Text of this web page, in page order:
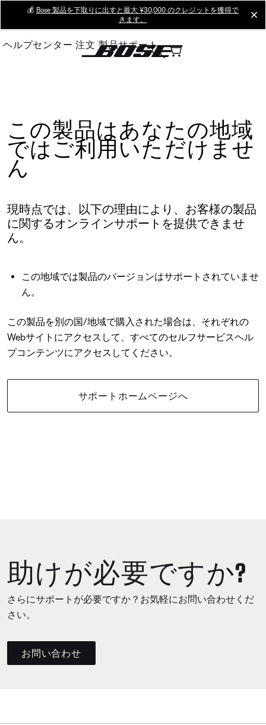
Main
💰 Bose 製品を下取りに出すと最大 ¥30,000 のクレジットを獲得で
きます。
ヘルプセンター 注文 製品サポート
この製品はあなたの地域
ではご利用いただけませ
ん
現時点では、以下の理由により、お客様の製品
に関するオンラインサポートを提供できませ
ん。
この地域では製品のバージョンはサポートされていませ
ん。
この製品を別の国/地域で購入された場合は、それぞれの
Webサイトにアクセスして、すべてのセルフサービスヘル
プコンテンツにアクセスしてください。
サポートホームページへ
助けが必要ですか?
さらにサポートが必要ですか？お気軽にお問い合わせくだ
さい。
お問い合わせ